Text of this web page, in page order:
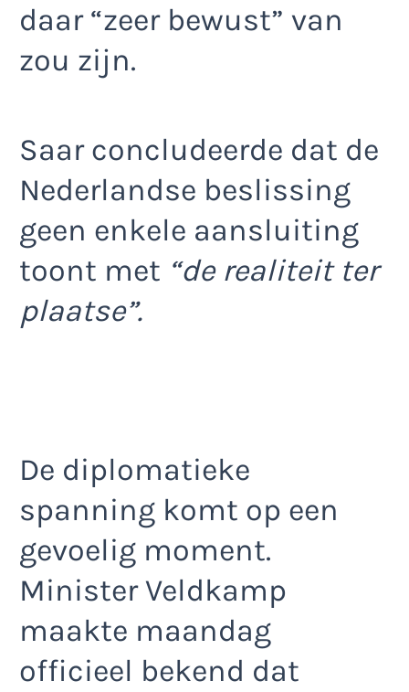
daar “zeer bewust” van
zou zijn.
Saar concludeerde dat de
Nederlandse beslissing
geen enkele aansluiting
toont met “de realiteit ter
plaatse”.
De diplomatieke
spanning komt op een
gevoelig moment.
Minister Veldkamp
maakte maandag
officieel bekend dat